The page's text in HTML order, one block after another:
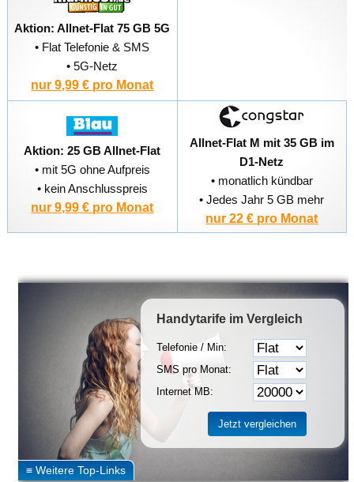
Aktion: Allnet-Flat 75 GB 5G
• Flat Telefonie & SMS
• 5G-Netz
nur 9,99 € pro Monat
Aktion: 25 GB Allnet-Flat
• mit 5G ohne Aufpreis
• kein Anschlusspreis
nur 9,99 € pro Monat
Allnet-Flat M mit 35 GB im
D1-Netz
• monatlich kündbar
• Jedes Jahr 5 GB mehr
nur 22 € pro Monat
Handytarife im Vergleich
Telefonie / Min:
SMS pro Monat:
Internet MB: